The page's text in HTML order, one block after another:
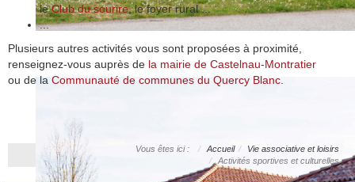
leClub du sourire, le foyer rural ...
...
Plusieurs autres activités vous sont proposées à proximité,
renseignez-vous auprès de la mairie de Castelnau-Montratier
ou de la Communauté de communes du Quercy Blanc
Vous êtes ici : Accueil
Vie associative et loisirs
Activités sportives et culturelles